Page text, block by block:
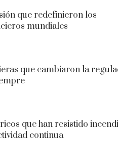
que redefinieron los
mundiales
que cambiaron la
que han resistido
continua